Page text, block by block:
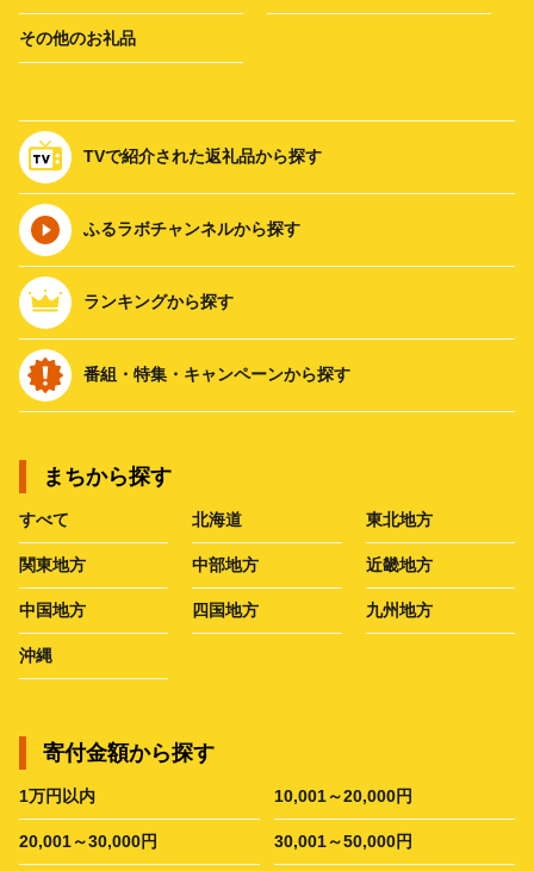
その他のお礼品
TVで紹介された返礼品から探す
ふるラボチャンネルから探す
ランキングから探す
番組・特集・キャンペーンから探す
まちから探す
すべて 北海道 東北地方
関東地方 中部地方 近畿地方
中国地方 四国地方 九州地方
沖縄
寄付金額から探す
1万円以内 10,001～20,000円
20,001～30,000円 30,001～50,000円